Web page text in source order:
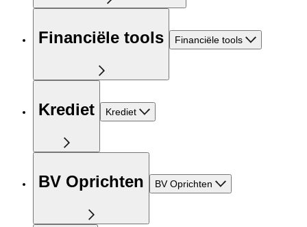
Financiële tools Financiële tools
Krediet Krediet
BV Oprichten BV Oprichten